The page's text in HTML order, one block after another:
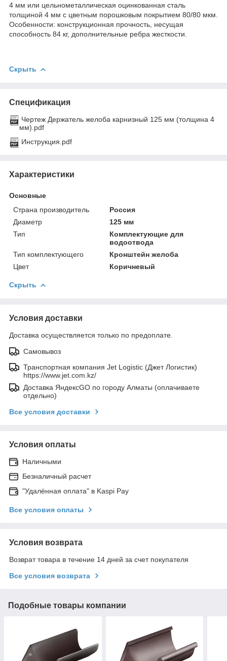
4 мм или цельнометаллическая оцинкованная сталь
толщиной 4 мм с цветным порошковым покрытием 80/80 мкм.
Особенности: конструкционная прочность, несущая
способность 84 кг, дополнительные ребра жесткости.
Скрыть
Спецификация
Чертеж Держатель желоба карнизный 125 мм (толщина 4
мм).pdf
Инструкция.pdf
Характеристики
Основные
Страна производитель
Россия
Диаметр
125 мм
Тип
Комплектующие для
водоотвода
Тип комплектующего
Кронштейн желоба
Цвет
Коричневый
Скрыть
Условия доставки
Доставка осуществляется только по предоплате.
Самовывоз
Транспортная компания Jet Logistic (Джет Логистик)
https://www.jet.com.kz/
Доставка ЯндексGO по городу Алматы (оплачиваете
отдельно)
Все условия доставки
Условия оплаты
Наличными
Безналичный расчет
"Удалённая оплата" в Kaspi Pay
Все условия оплаты
Условия возврата
Возврат товара в течение 14 дней за счет покупателя
Все условия возврата
Подобные товары компании